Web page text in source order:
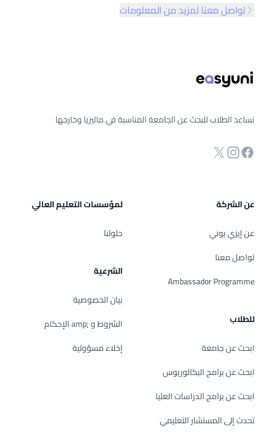
تواصل معنا لمزيد من المعلومات
نساعد الطلاب للبحث عن الجامعة المناسبة في ماليزيا وخارجها
صفحة الفيسبوك
انستجرام
Twitter
عن الشركة
عن إيزي يوني
تواصل معنا
Ambassador Programme
للطلاب
ابحث عن جامعة
ابحث عن برامج البكالوريوس
ابحث عن برامج الدراسات العليا
تحدث إلى المستشار التعليمي
لمؤسسات التعليم العالي
حلولنا
الشرعية
بيان الخصوصية
الشروط و ;amp الإحكام
إخلاء مسؤولية